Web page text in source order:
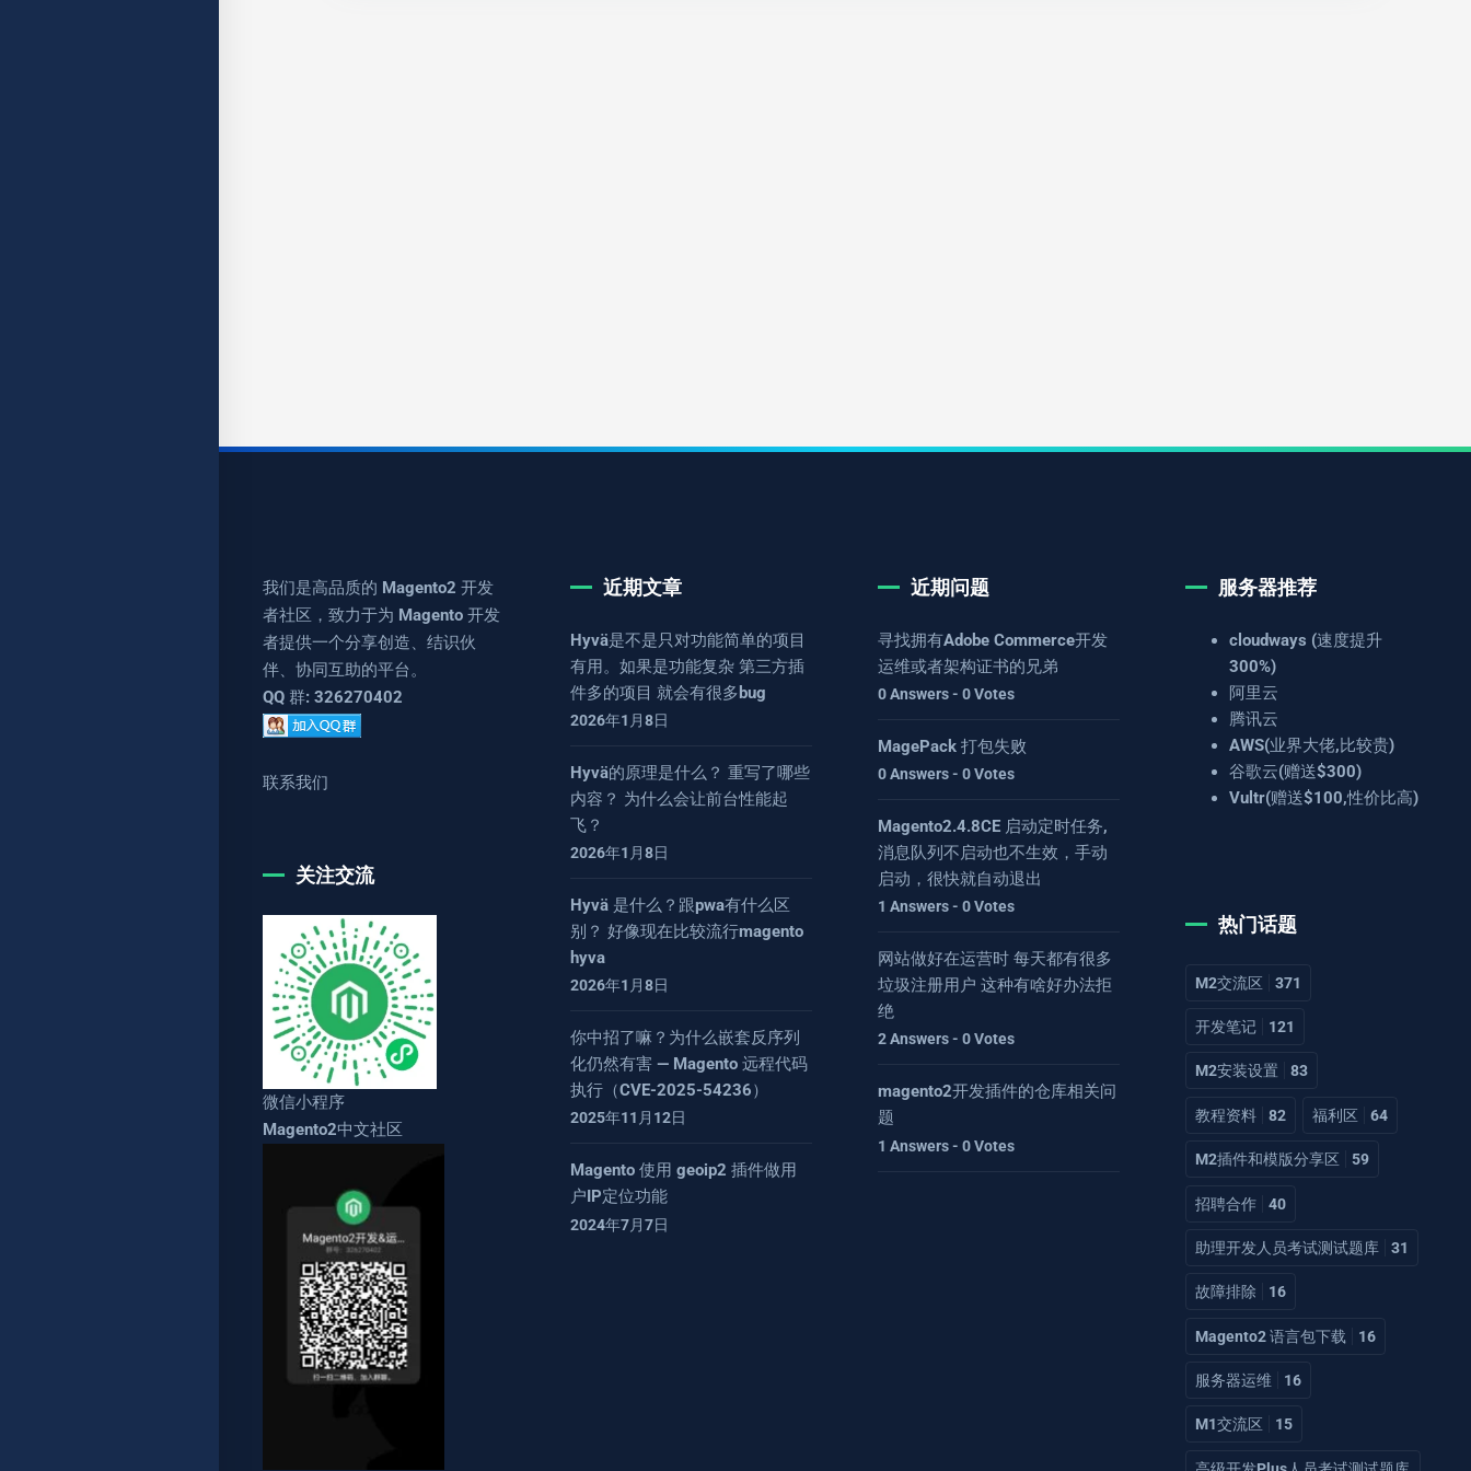
我们是高品质的 Magento2 开发
者社区，致力于为 Magento 开发
者提供一个分享创造、结识伙
伴、协同互助的平台。
QQ 群: 326270402
联系我们
关注交流
微信小程序
Magento2中文社区
近期文章
Hyvä是不是只对功能简单的项目
有用。如果是功能复杂 第三方插
件多的项目 就会有很多bug
2026年1月8日
Hyvä的原理是什么？ 重写了哪些
内容？ 为什么会让前台性能起
飞？
2026年1月8日
Hyvä 是什么？跟pwa有什么区
别？ 好像现在比较流行magento
hyva
2026年1月8日
你中招了嘛？为什么嵌套反序列
化仍然有害 — Magento 远程代码
执行（CVE-2025-54236）
2025年11月12日
Magento 使用 geoip2 插件做用
户IP定位功能
2024年7月7日
近期问题
寻找拥有Adobe Commerce开发
运维或者架构证书的兄弟
0 Answers - 0 Votes
MagePack 打包失败
0 Answers - 0 Votes
Magento2.4.8CE 启动定时任务,
消息队列不启动也不生效，手动
启动，很快就自动退出
1 Answers - 0 Votes
网站做好在运营时 每天都有很多
垃圾注册用户 这种有啥好办法拒
绝
2 Answers - 0 Votes
magento2开发插件的仓库相关问
题
1 Answers - 0 Votes
服务器推荐
cloudways (速度提升
300%)
阿里云
腾讯云
AWS(业界大佬,比较贵)
谷歌云(赠送$300)
Vultr(赠送$100,性价比高)
热门话题
M2交流区 371
开发笔记 121
M2安装设置 83
教程资料 82 福利区 64
M2插件和模版分享区 59
招聘合作 40
助理开发人员考试测试题库 31
故障排除 16
Magento2 语言包下载 16
服务器运维 16
M1交流区 15